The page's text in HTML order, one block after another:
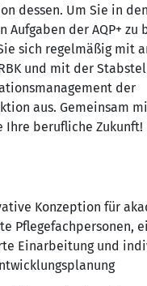
dessen. Um Sie in den
Aufgaben der AQP+ zu
sich regelmäßig mit
und mit der
der
aus. Gemeinsam
Ihre berufliche Zukunft!
Konzeption für
Pflegefachpersonen,
Einarbeitung und